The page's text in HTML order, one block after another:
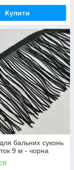
Купити
бальних суконь
9 м - чорна